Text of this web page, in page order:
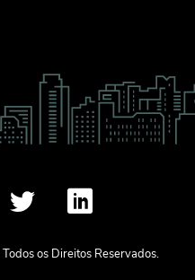
Todos os Direitos Reservados.